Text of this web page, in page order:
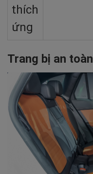
thích
ứng
Trang bị an toàn